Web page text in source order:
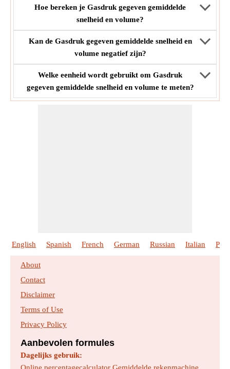
Hoe bereken je Gasdruk gegeven gemiddelde
snelheid en volume?
Kan de Gasdruk gegeven gemiddelde snelheid en
volume negatief zijn?
Welke eenheid wordt gebruikt om Gasdruk
gegeven gemiddelde snelheid en volume te meten?
English Spanish French German Russian Italian
About
Contact
Disclaimer
Terms of Use
Privacy Policy
Aanbevolen formules
Dagelijks gebruik:
Online percentagecalculator Gemiddelde rekenmachine